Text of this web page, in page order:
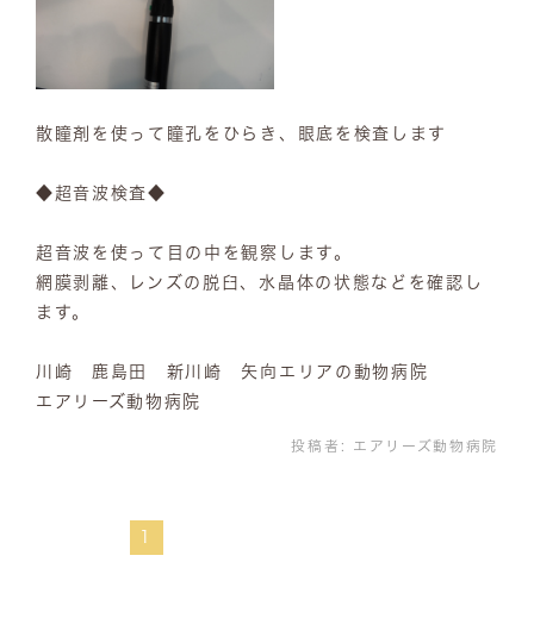
散瞳剤を使って瞳孔をひらき、眼底を検査します
◆超音波検査◆
超音波を使って目の中を観察します。
網膜剥離、レンズの脱臼、水晶体の状態などを確認し
ます。
川崎 鹿島田 新川崎 矢向エリアの動物病院
エアリーズ動物病院
投稿者: エアリーズ動物病院
1